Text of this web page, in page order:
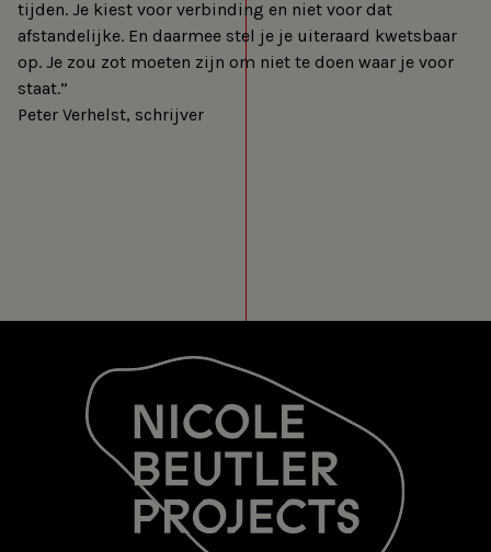
tijden. Je kiest voor verbinding en niet voor dat
afstandelijke. En daarmee stel je je uiteraard kwetsbaar
op. Je zou zot moeten zijn om niet te doen waar je voor
staat.”
Peter Verhelst, schrijver